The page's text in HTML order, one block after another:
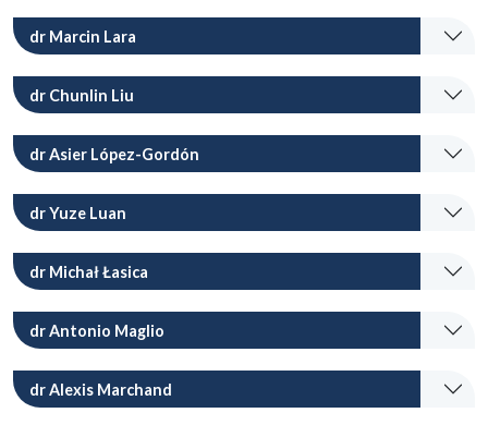
dr Marcin Lara
dr Chunlin Liu
dr Asier López-Gordón
dr Yuze Luan
dr Michał Łasica
dr Antonio Maglio
dr Alexis Marchand